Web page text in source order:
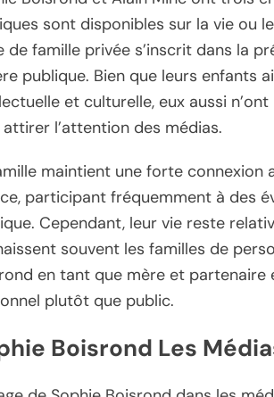
sont disponibles sur la vie ou
de famille privée s’inscrit dans la
publique. Bien que leurs enfants
et culturelle, eux aussi
attirer l’attention des médias.
maintient une forte
participant fréquemment à des
Cependant, leur vie reste
souvent les familles de
en tant que mère et
plutôt que public.
Boisrond Les